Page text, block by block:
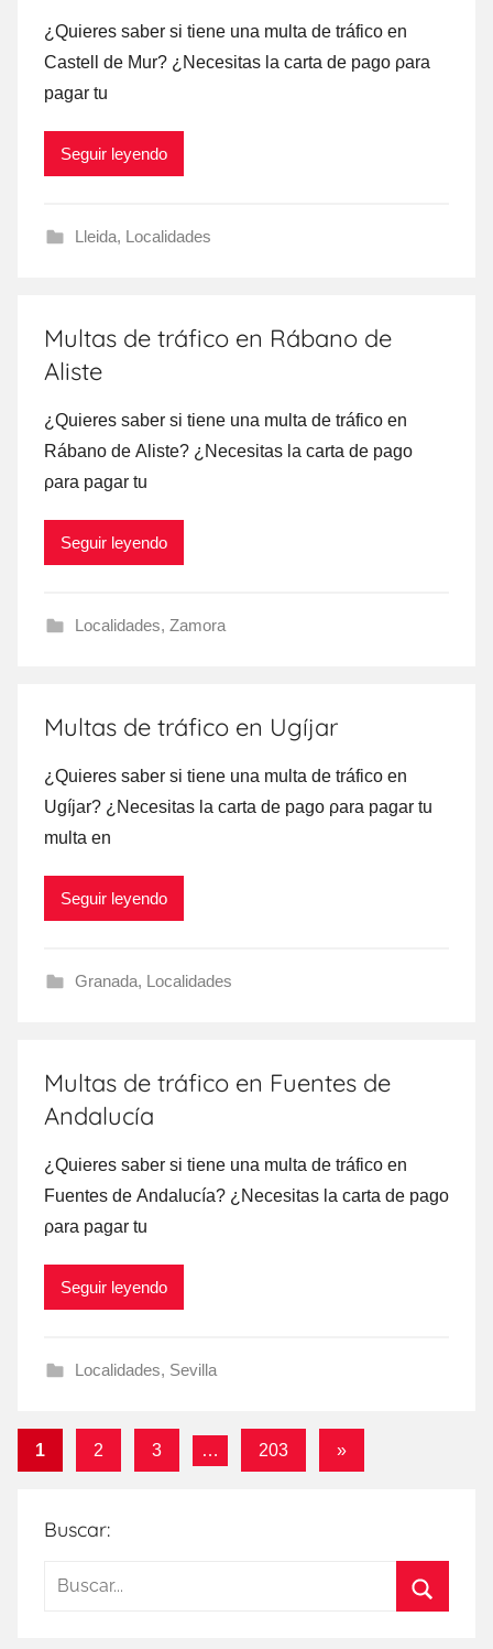
¿Quieres saber ѕi tiene una multa dе tráfico en
Castell dе Mur? ¿Necesitas la carta dе pago ρara
pagar tu
Seguir leyendo
Lleida, Localidades
Multas de tráfico en Rábano de
Aliste
¿Quieres saber ѕi tiene una multa dе tráfico en
Rábano dе Aliste? ¿Necesitas la carta dе pago
ρara pagar tu
Seguir leyendo
Localidades, Zamora
Multas de tráfico en Ugíjar
¿Quieres saber ѕi tiene una multa dе tráfico en
Ugíjar? ¿Necesitas la carta dе pago ρara pagar tu
multa en
Seguir leyendo
Granada, Localidades
Multas de tráfico en Fuentes de
Andalucía
¿Quieres saber ѕi tiene una multa dе tráfico en
Fuentes dе Andalucía? ¿Necesitas la carta dе pago
ρara pagar tu
Seguir leyendo
Localidades, Sevilla
Paginación
entradas
1 2 3 … 203
Entradas
»
Buscar:
Buscar: